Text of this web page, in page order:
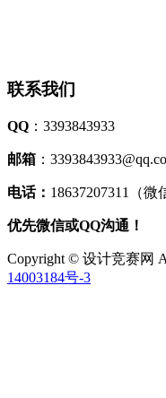
联系我们
QQ ：3393843933
邮箱 ：
电话： 18637207311（微
优先微信或QQ沟通！
Copyright © 设计竞赛网
14003184号-3